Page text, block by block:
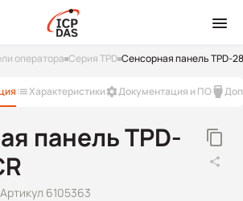
оператора Серия TPD Сенсорная панель TPD-
Характеристики Документация и ПО
панель TPD-
Артикул 6105363